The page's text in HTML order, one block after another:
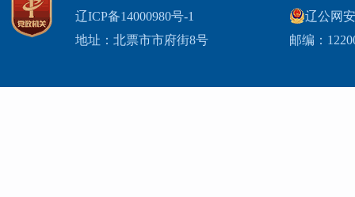
辽ICP备14000980号-1
地址：北票市市府街8号
辽公网
邮编：